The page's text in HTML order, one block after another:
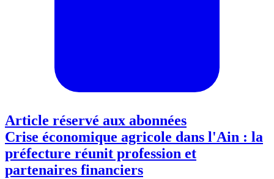
Article réservé aux abonnées
Crise économique agricole dans l'Ain : la
préfecture réunit profession et
partenaires financiers